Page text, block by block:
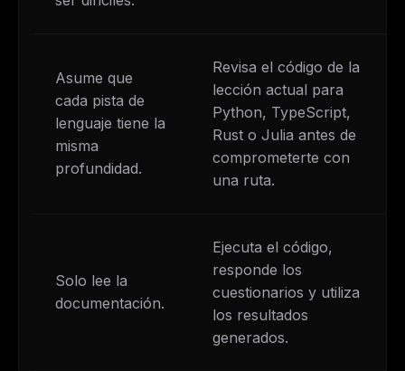
Asume que
cada pista de
lenguaje tiene la
misma
profundidad.
Revisa el código de la
lección actual para
Python, TypeScript,
Rust o Julia antes de
comprometerte con
una ruta.
Solo lee la
documentación.
Ejecuta el código,
responde los
cuestionarios y utiliza
los resultados
generados.